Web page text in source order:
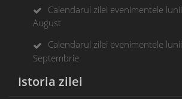
Calendarul zilei evenimentele lunii
August
Calendarul zilei evenimentele lunii
Septembrie
Istoria zilei